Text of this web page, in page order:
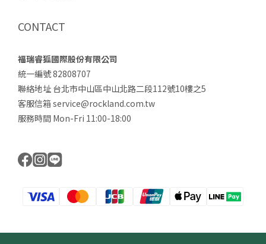
CONTACT
福瑞睿狐國際股份有限公司
統一編號 82808707
聯絡地址 台北市中山區中山北路二段112號10樓之5
客服信箱 service@rockland.com.tw
服務時間 Mon-Fri 11:00-18:00